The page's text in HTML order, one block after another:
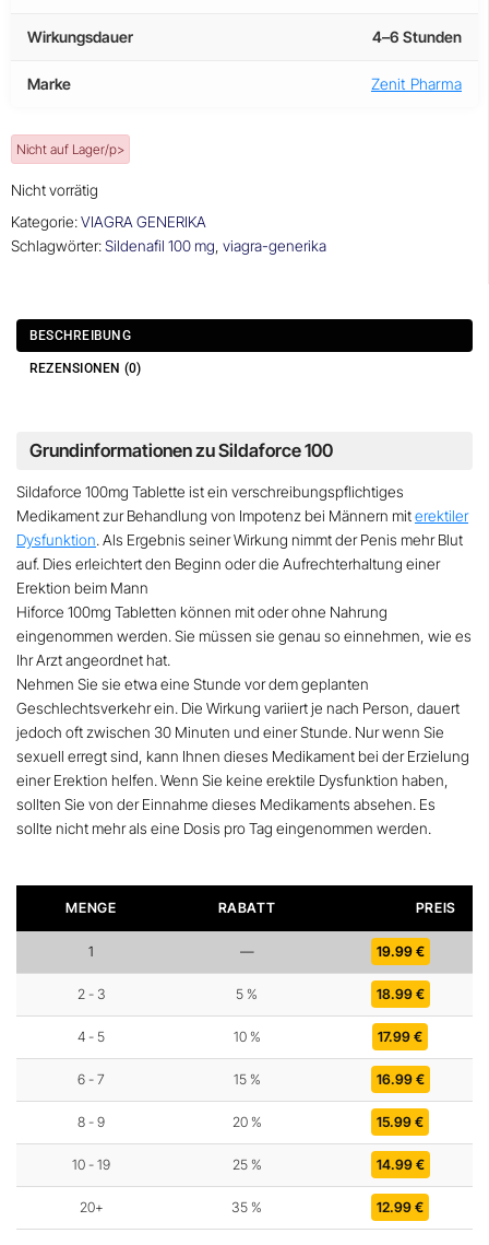
Wirkungsdauer 4–6 Stunden
Marke Zenit Pharma
Nicht auf Lager/p>
Nicht vorrätig
Kategorie:VIAGRA GENERIKA
Schlagwörter:Sildenafil 100 mg viagra-generika
BESCHREIBUNG
REZENSIONEN (0)
Grundinformationen zu Sildaforce 100
Sildaforce 100mg Tablette ist ein verschreibungspflichtiges
Medikament zur Behandlung von Impotenz bei Männern miterektiler
Dysfunktion. Als Ergebnis seiner Wirkung nimmt der Penis mehr Blut
auf. Dies erleichtert den Beginn oder die Aufrechterhaltung einer
Erektion beim Mann
Hiforce 100mg Tabletten können mit oder ohne Nahrung
eingenommen werden. Sie müssen sie genau so einnehmen, wie es
Ihr Arzt angeordnet hat.
Nehmen Sie sie etwa eine Stunde vor dem geplanten
Geschlechtsverkehr ein. Die Wirkung variiert je nach Person , dauert
jedoch oft zwischen 30 Minuten und einer Stunde. Nur wenn Sie
sexuell erregt sind, kann Ihnen dieses Medikament bei der Erzielung
einer Erektion helfen. Wenn Sie keine erektile Dysfunktion haben,
sollten Sie von der Einnahme dieses Medikaments absehen. Es
sollte nicht mehr als eine Dosis pro Tag eingenommen werden.
MENGE RABATT PREIS
1 — 19.99 €
2 - 3 5 % 18.99 €
4 - 5 10 % 17.99 €
6 - 7 15 % 16.99 €
8 - 9 20 % 15.99 €
10 - 19 25 % 14.99 €
20+ 35 % 12.99 €